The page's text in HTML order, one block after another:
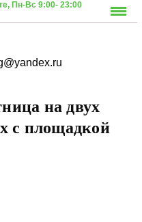
Пн-Вс 9:00- 23:00
на двух
с площадкой